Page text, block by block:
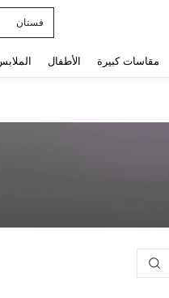
فستان
مقاسات كبيرة الأطفال